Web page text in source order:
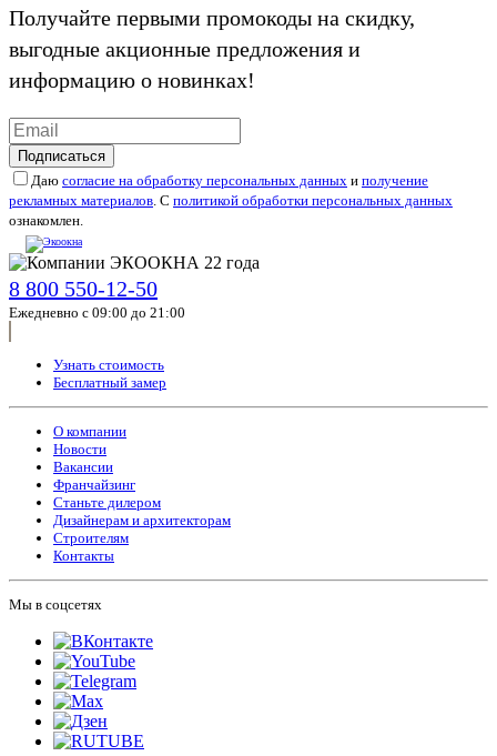
Получайте первыми промокоды на скидку,
выгодные акционные предложения и
информацию о новинках!
Подписаться
Даю согласие на обработку персональных данных и получение
рекламных материалов. С политикой обработки персональных данных
ознакомлен.
8 800 550-12-50
Ежедневно с 09:00 до 21:00
Узнать стоимость
Бесплатный замер
О компании
Новости
Вакансии
Франчайзинг
Станьте дилером
Дизайнерам и архитекторам
Строителям
Контакты
Мы в соцсетях